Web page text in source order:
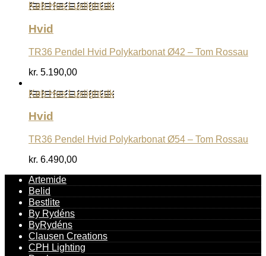
Køb Hos Luxlight.dk
Hvid
TR36 Pendel Hvid Polykarbonat Ø42 – Tom Rossau
kr. 5.190,00
Køb Hos Luxlight.dk
Hvid
TR36 Pendel Hvid Polykarbonat Ø54 – Tom Rossau
kr. 6.490,00
Artemide
Belid
Bestlite
By Rydéns
ByRydéns
Clausen Creations
CPH Lighting